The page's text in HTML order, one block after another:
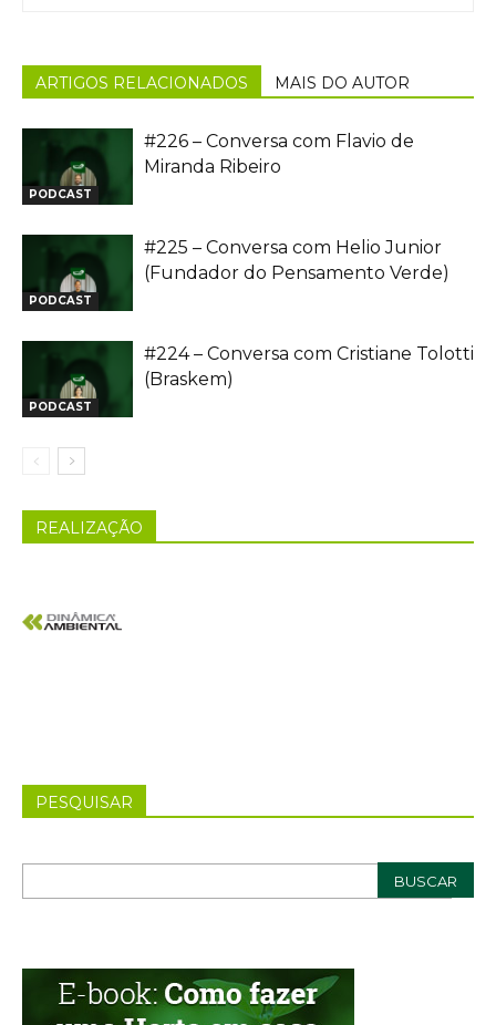
ARTIGOS RELACIONADOS MAIS DO AUTOR
PODCAST
#226 – Conversa com Flavio de
Miranda Ribeiro
PODCAST
#225 – Conversa com Helio Junior
(Fundador do Pensamento Verde)
PODCAST
#224 – Conversa com Cristiane Tolotti
(Braskem)
REALIZAÇÃO
PESQUISAR